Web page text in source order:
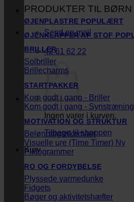
Send en mail
42 61 62 22
Ingen varer i kurven.
Tilbage til shoppen
Kurv
PRODUKTER TIL BØRN
ØJENPLASTRE
ØJENKLAPPER AF STOF
BRILLER
Solbriller
Brillecharms
STARTPAKKER
Kom godt i gang - Briller
Kom godt i gang - Synstræning
MOTIVATION OG STRUKTUR
Belønningsskemaer
Visuelle ure (Time Timer)
Piktogrammer
RO OG FORDYBELSE
Plyssede varmedunke
Fidgets
Bøger og aktivitetshæfter